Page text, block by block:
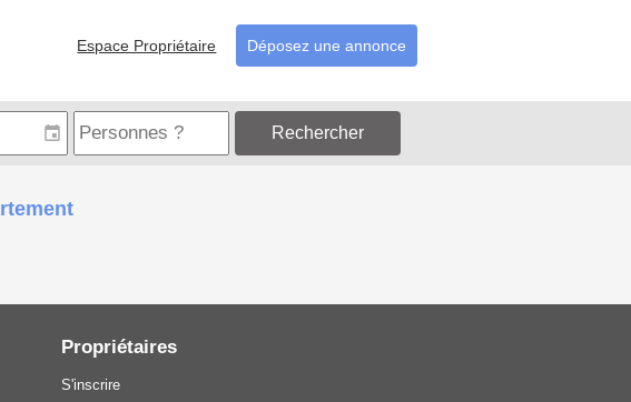
Espace Propriétaire Déposez une annonce
Rechercher
Propriétaires
S'inscrire